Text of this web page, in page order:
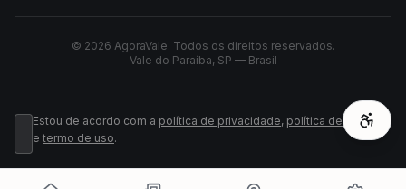
© 2026 AgoraVale. Todos os direitos reservados.
Vale do Paraíba, SP — Brasil
Estou de acordo com a política de privacidade, política de cookies
e termo de uso.